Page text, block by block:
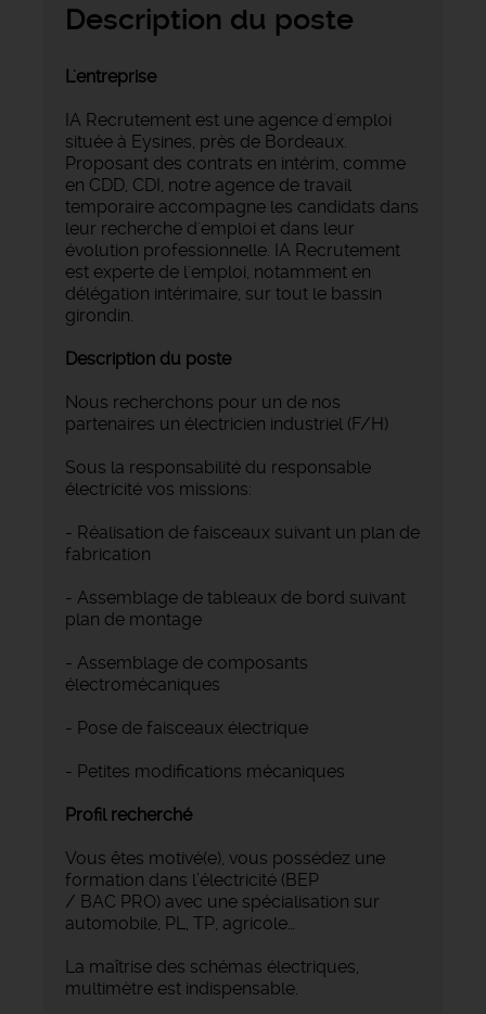
Description du poste
L'entreprise
IA Recrutement est une agence d'emploi
située à Eysines, près de Bordeaux.
Proposant des contrats en intérim, comme
en CDD, CDI, notre agence de travail
temporaire accompagne les candidats dans
leur recherche d'emploi et dans leur
évolution professionnelle. IA Recrutement
est experte de l'emploi, notamment en
délégation intérimaire, sur tout le bassin
girondin.
Description du poste
Nous recherchons pour un de nos
partenaires un électricien industriel (F/H)
Sous la responsabilité du responsable
électricité vos missions:
- Réalisation de faisceaux suivant un plan de
fabrication
- Assemblage de tableaux de bord suivant
plan de montage
- Assemblage de composants
électromécaniques
- Pose de faisceaux électrique
- Petites modifications mécaniques
Profil recherché
Vous êtes motivé(e), vous possédez une
formation dans l’électricité (BEP
/ BAC PRO) avec une spécialisation sur
automobile, PL, TP, agricole…
La maîtrise des schémas électriques,
multimètre est indispensable.